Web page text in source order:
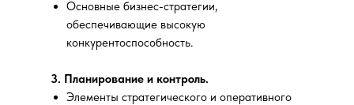
Основные бизнес-стратегии,
обеспечивающие высокую
конкурентоспособность.
3. Планирование и контроль.
Элементы стратегического и оперативного